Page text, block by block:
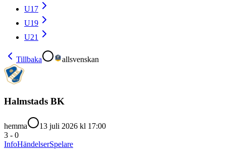
U17
U19
U21
Tillbaka allsvenskan
Halmstads BK
hemma
13 juli 2026 kl 17:00
3 - 0
InfoHändelserSpelare